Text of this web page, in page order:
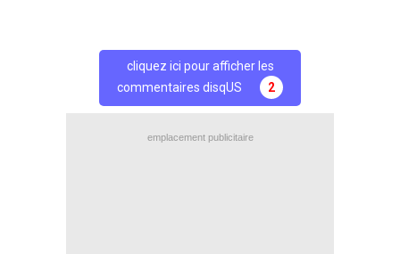
cliquez ici pour afficher les
commentaires disqUS
2
emplacement publicitaire